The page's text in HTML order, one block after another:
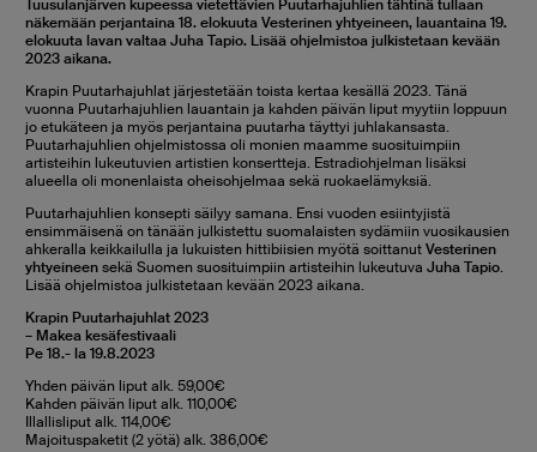
Tuusulanjärven kupeessa vietettävien Puutarhajuhlien tähtinä tullaan
näkemään perjantaina 18. elokuuta Vesterinen yhtyeineen, lauantaina 19.
elokuuta lavan valtaa Juha Tapio. Lisää ohjelmistoa julkistetaan kevään
2023 aikana.
Krapin Puutarhajuhlat järjestetään toista kertaa kesällä 2023. Tänä
vuonna Puutarhajuhlien lauantain ja kahden päivän liput myytiin loppuun
jo etukäteen ja myös perjantaina puutarha täyttyi juhlakansasta.
Puutarhajuhlien ohjelmistossa oli monien maamme suosituimpiin
artisteihin lukeutuvien artistien konsertteja. Estradiohjelman lisäksi
alueella oli monenlaista oheisohjelmaa sekä ruokaelämyksiä.
Puutarhajuhlien konsepti säilyy samana. Ensi vuoden esiintyjistä
ensimmäisenä on tänään julkistettu suomalaisten sydämiin vuosikausien
ahkeralla keikkailulla ja lukuisten hittibiisien myötä soittanutVesterinen
yhtyeineensekä Suomen suosituimpiin artisteihin lukeutuva Juha Tapio.
Lisää ohjelmistoa julkistetaan kevään 2023 aikana.
Krapin Puutarhajuhlat 2023
– Makea kesäfestivaali
Pe 18.- la 19.8.2023
Yhden päivän liput alk. 59,00€
Kahden päivän liput alk. 110,00€
Illallisliput alk. 114,00€
Majoituspaketit (2 yötä) alk. 386,00€